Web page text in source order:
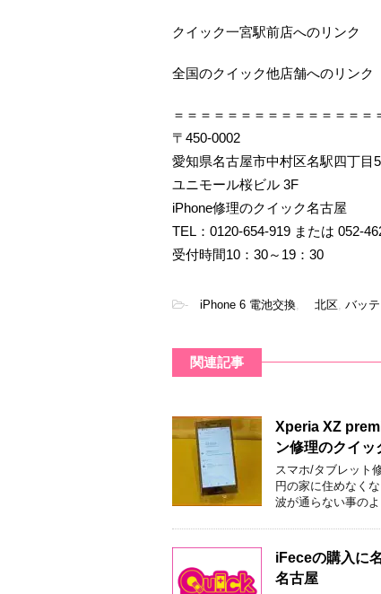
クイック一宮駅前店へのリンク
全国のクイック他店舗へのリンク
＝＝＝＝＝＝＝＝＝＝＝＝＝＝＝
〒450-0002
愛知県名古屋市中村区名駅四丁目
ユニモール桜ビル 3F
iPhone修理のクイック名古屋
TEL：0120-654-919 または 052-
受付時間10：30～19：30
- iPhone 6 電池交換, 北区, バッテ
関連記事
Xperia XZ
ン修理のクイッ
スマホ/タブレット
円の家に住めなく
波が通らない事の
iFeceの購入に
名古屋